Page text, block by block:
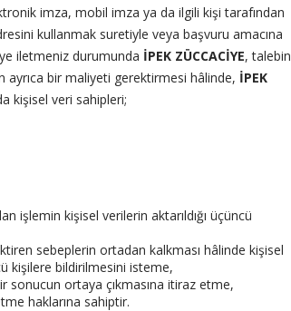
imza, mobil imza ya da ilgili kişi tarafından
kullanmak suretiyle veya başvuru amacına
iletmeniz durumunda İPEK ZÜCCACİYE, talebin
ayrıca bir maliyeti gerektirmesi hâlinde, İPEK
kişisel veri sahipleri;
işlemin kişisel verilerin aktarıldığı üçüncü
sebeplerin ortadan kalkması hâlinde kişisel
kişilere bildirilmesini isteme,
sonucun ortaya çıkmasına itiraz etme,
haklarına sahiptir.